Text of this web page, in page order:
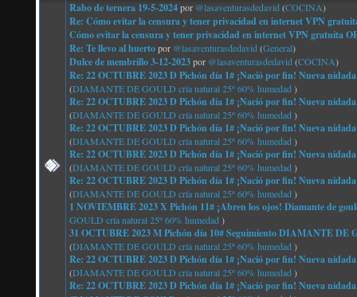
Rabo de ternera 19-5-2024por @lasaventurasdedavid(COCINA)
Re: Cómo evitar la censura y tener privacidad en internet VPN
Cómo evitar la censura y tener privacidad en internet VPN gratuita
Re: Te llevo al huertopor @lasaventurasdedavid (General)
Dulce de membrillo 3-12-2023por @lasaventurasdedavid (COCINA)
Re: 22 OCTUBRE 2023 D Pichón día 1# ¡Nació por fin! Nueva
(DIAMANTE DE GOULD cría natural 25º 60% humedad )
Re: 22 OCTUBRE 2023 D Pichón día 1# ¡Nació por fin! Nueva
(DIAMANTE DE GOULD cría natural 25º 60% humedad )
Re: 22 OCTUBRE 2023 D Pichón día 1# ¡Nació por fin! Nueva
(DIAMANTE DE GOULD cría natural 25º 60% humedad )
Re: 22 OCTUBRE 2023 D Pichón día 1# ¡Nació por fin! Nueva
(DIAMANTE DE GOULD cría natural 25º 60% humedad )
Re: 22 OCTUBRE 2023 D Pichón día 1# ¡Nació por fin! Nueva
(DIAMANTE DE GOULD cría natural 25º 60% humedad )
1 NOVIEMBRE 2023 X Pichón 11# ¡Abren los ojos! Diamante de
GOULD cría natural 25º 60% humedad )
31 OCTUBRE 2023 M Pichón día 10# Seguimiento DIAMANTE
(DIAMANTE DE GOULD cría natural 25º 60% humedad )
Re: 22 OCTUBRE 2023 D Pichón día 1# ¡Nació por fin! Nueva
(DIAMANTE DE GOULD cría natural 25º 60% humedad )
Re: 22 OCTUBRE 2023 D Pichón día 1# ¡Nació por fin! Nueva